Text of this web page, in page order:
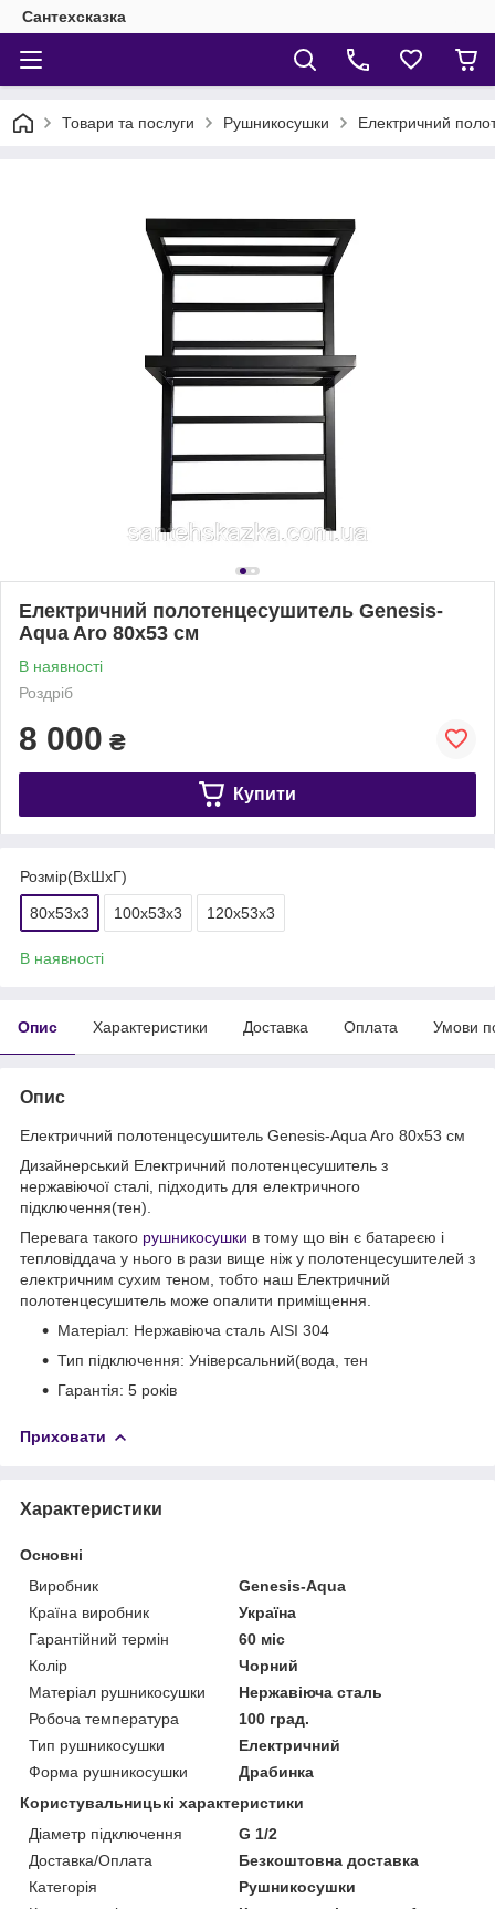
Сантехсказка
Товари та послуги Рушникосушки Електричний
Електричний полотенцесушитель Genesis-
Aqua Aro 80x53 см
В наявності
Роздріб
8 000 ₴
Купити
Розмір(ВхШхГ)
80x53x3 100x53x3 120x53x3
В наявності
Опис Характеристики Доставка Оплата Умови
Опис
Електричний полотенцесушитель Genesis-Aqua Aro 80x53 см
Дизайнерський Електричний полотенцесушитель з
нержавіючої сталі, підходить для електричного
підключення(тен).
Перевага такого рушникосушки в тому що він є батареєю і
тепловіддача у нього в рази вище ніж у полотенцесушителей з
електричним сухим теном, тобто наш Електричний
полотенцесушитель може опалити приміщення.
Матеріал: Нержавіюча сталь AISI 304
Тип підключення: Універсальний(вода, тен
Гарантія: 5 років
Приховати
Характеристики
Основні
Виробник
Genesis-Aqua
Країна виробник
Україна
Гарантійний термін
60 міс
Колір
Чорний
Матеріал рушникосушки
Нержавіюча сталь
Робоча температура
100 град.
Тип рушникосушки
Електричний
Форма рушникосушки
Драбинка
Користувальницькі характеристики
Діаметр підключення
G 1/2
Доставка/Оплата
Безкоштовна доставка
Категорія
Рушникосушки